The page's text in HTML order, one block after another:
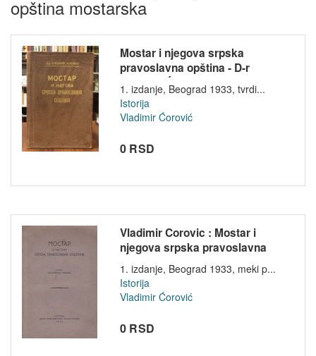
opština mostarska
Mostar i njegova srpska
pravoslavna opština - D-r
Vladimir Ć...
1. izdanje, Beograd 1933, tvrdi...
Istorija
Vladimir Ćorović
0 RSD
Vladimir Corovic : Mostar i
njegova srpska pravoslavna
opsti...
1. izdanje, Beograd 1933, meki p...
Istorija
Vladimir Ćorović
0 RSD